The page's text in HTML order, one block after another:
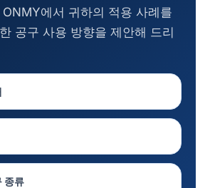
에서 귀하의 적용 사례를
공구 사용 방향을 제안해 드리
종류